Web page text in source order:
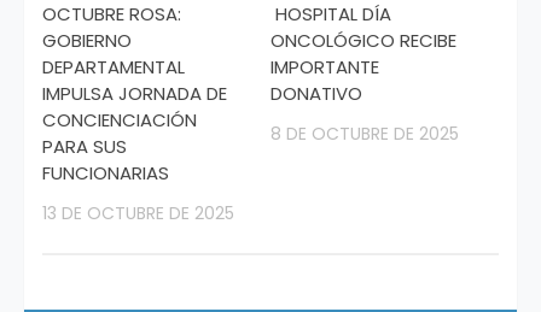
OCTUBRE ROSA:
GOBIERNO
DEPARTAMENTAL
IMPULSA JORNADA DE
CONCIENCIACIÓN
PARA SUS
FUNCIONARIAS
13 DE OCTUBRE DE 2025
HOSPITAL DÍA
ONCOLÓGICO RECIBE
IMPORTANTE
DONATIVO
8 DE OCTUBRE DE 2025